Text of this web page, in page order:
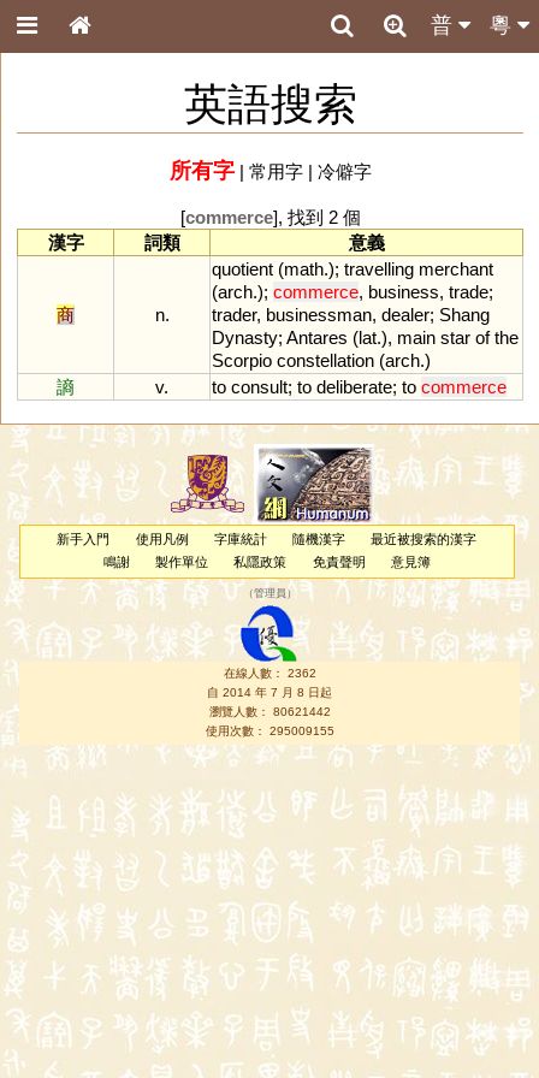
粵
普
英語搜索
所有字| 常用字| 冷僻字
[commerce], 找到 2 個
漢字
詞類 意義
商 n.
quotient (math.); travelling merchant
(arch.); commerce, business, trade;
trader, businessman, dealer; Shang
Dynasty; Antares (lat.), main star of the
Scorpio constellation (arch.)
謪
v. to consult; to deliberate; to commerce
新手入門 使用凡例 字庫統計 隨機漢字
最近被搜索的漢字
鳴謝
製作單位 私隱政策 免責聲明 意見簿
（管理員 ）
在線人數： 2362
自 2014 年 7 月 8 日起
瀏覽人數： 80621442
使用次數： 295009155